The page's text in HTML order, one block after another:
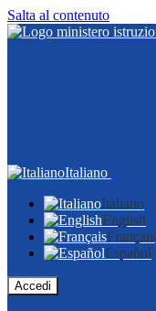
Salta al contenuto
Italiano
Italiano
English
Français
Español
Accedi